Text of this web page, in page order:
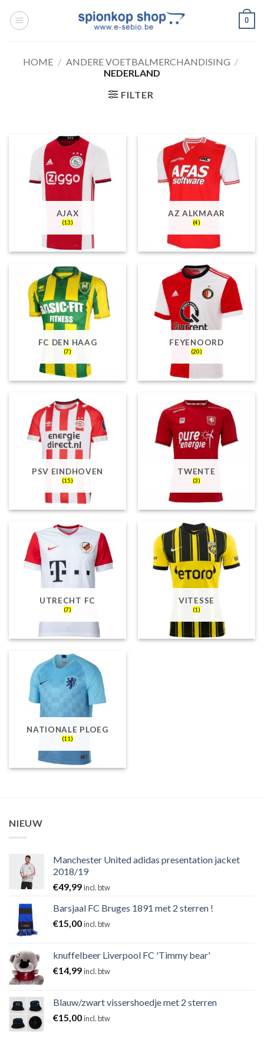
naar
0
HOME / ANDERE VOETBALMERCHANDISING /
NEDERLAND
FILTER
AJAX
(13)
AZ ALKMAAR
(4)
FC DEN HAAG
(7)
FEYENOORD
(20)
PSV EINDHOVEN
(15)
TWENTE
(3)
UTRECHT FC
(7)
VITESSE
(1)
NATIONALE PLOEG
(11)
NIEUW
Manchester United adidas presentation jacket
2018/19
€49,99incl. btw
Barsjaal FC Bruges 1891 met 2 sterren !
€15,00incl. btw
knuffelbeer Liverpool FC 'Timmy bear'
€14,99incl. btw
Blauw/zwart vissershoedje met 2 sterren
€15,00incl. btw